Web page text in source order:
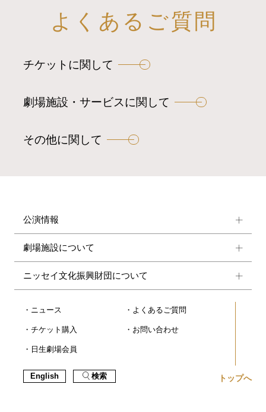
よくあるご質問
チケットに関して
劇場施設・サービスに関して
その他に関して
公演情報
劇場施設について
ニッセイ文化振興財団について
ニュース
チケット購入
日生劇場会員
よくあるご質問
お問い合わせ
English 検索 トップへ